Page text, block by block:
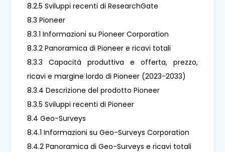
8.2.5 Sviluppi recenti di ResearchGate
8.3 Pioneer
8.3.1 Informazioni su Pioneer Corporation
8.3.2 Panoramica di Pioneer e ricavi totali
8.3.3 Capacità produttiva e offerta, prezzo,
ricavi e margine lordo di Pioneer (2023-2033)
8.3.4 Descrizione del prodotto Pioneer
8.3.5 Sviluppi recenti di Pioneer
8.4 Geo-Surveys
8.4.1 Informazioni su Geo-Surveys Corporation
8.4.2 Panoramica di Geo-Surveys e ricavi totali